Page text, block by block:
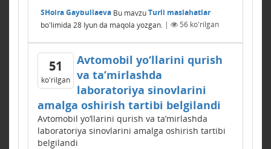
SHoira Gaybullaeva Bu mavzuTurli maslahatlar
bo'limida 28 Iyunda maqola yozgan. | 56 ko'rilgan
51
ko'rilgan
Avtomobil yo‘llarini qurish
va ta’mirlashda
laboratoriya sinovlarini
amalga oshirish tartibi belgilandi
Avtomobil yo‘llarini qurish va ta’mirlashda
laboratoriya sinovlarini amalga oshirish tartibi
belgilandi